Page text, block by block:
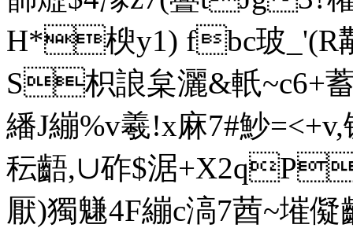
H*楰y1) fbc玻_'(R
S枳誏枲灑&軝~c6+蓄;
繙J繃%v羲!x麻7#魦
秐齬,∪砟$涺
厭)獨魐4F繃c滈7莤~墔